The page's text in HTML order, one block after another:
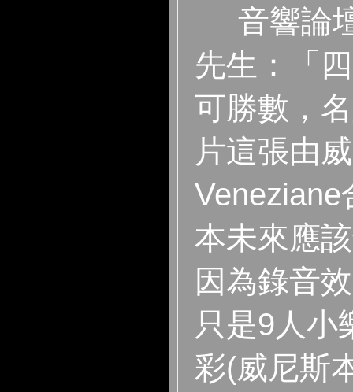
音響論
先生：「
可勝數，
片這張由
Veneziane
本未來應
因為錄音
只是9人小
彩(威尼斯